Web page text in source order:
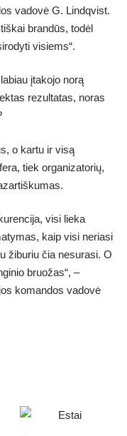
vadovė G. Lindqvist.
brandūs, todėl
visiems“.
įtakojo norą
rezultatas, noras
o kartu ir visą
tiek organizatorių,
visi lieka
kaip visi neriasi
žiburiu čia nesurasi. O
bruožas“, –
komandos vadovė